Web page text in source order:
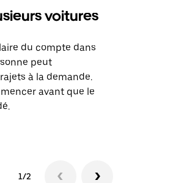
voitures
du compte dans
peut
à la demande.
avant que le
1/2